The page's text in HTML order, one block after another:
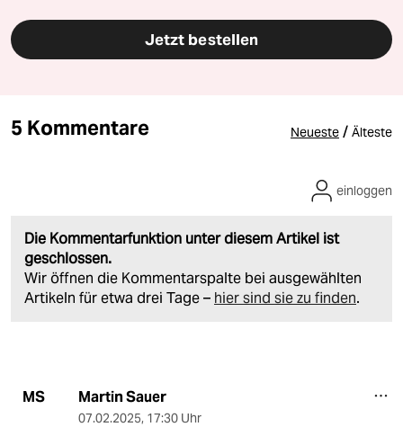
Jetzt bestellen
5 Kommentare Neueste / Älteste
Die Kommentarfunktion unter diesem Artikel ist
geschlossen.
Wir öffnen die Kommentarspalte bei ausgewählten
Artikeln für etwa drei Tage – hier sind sie zu finden.
einloggen
MS Martin Sauer
07.02.2025, 17:30 Uhr